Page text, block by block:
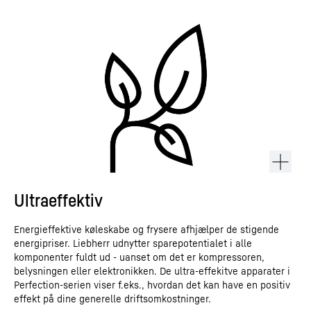
Ultraeffektiv
Energieffektive køleskabe og frysere afhjælper de stigende
energipriser. Liebherr udnytter sparepotentialet i alle
komponenter fuldt ud - uanset om det er kompressoren,
belysningen eller elektronikken. De ultra-effekitve apparater i
Perfection-serien viser f.eks., hvordan det kan have en positiv
effekt på dine generelle driftsomkostninger.